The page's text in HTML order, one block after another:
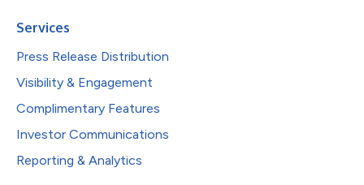
Services
Press Release Distribution
Visibility & Engagement
Complimentary Features
Investor Communications
Reporting & Analytics